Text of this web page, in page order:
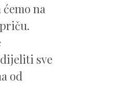
na
sve
od